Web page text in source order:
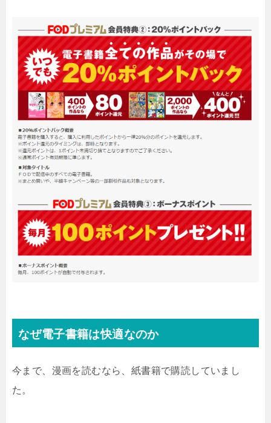
なぜ電子書籍は快適なのか
今まで、漫画を読むなら、紙書籍で購読していまし
た。